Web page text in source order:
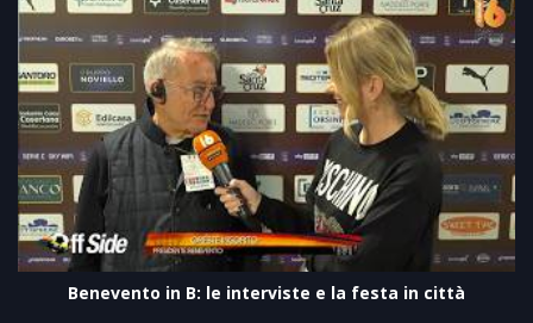
Benevento in B: le interviste e la festa in città